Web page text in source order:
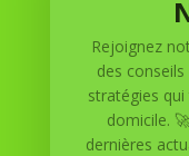
Réussite à
pour atteindre vos
maison. Nous
vous aider à réussir.
Rejoignez
des
stratégies
domicile.
dernières